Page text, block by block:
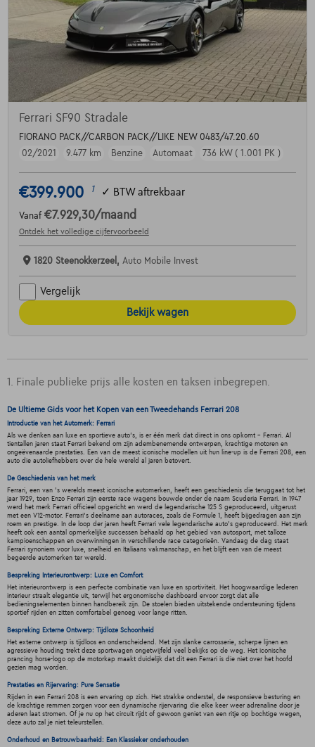
Ferrari SF90 Stradale
FIORANO PACK//CARBON PACK//LIKE NEW 0483/47.20.60
02/2021
9.477 km Benzine Automaat 736 kW ( 1.001 PK )
€399.900 1 ✓ BTW aftrekbaar
Vanaf €7.929,30/maand
Ontdek het volledige cijfervoorbeeld
1820 Steenokkerzeel, Auto Mobile Invest
Vergelijk
Bekijk wagen
1. Finale publieke prijs alle kosten en taksen inbegrepen.
De Ultieme Gids voor het Kopen van een Tweedehands Ferrari 208
Introductie van het Automerk: Ferrari
Als we denken aan luxe en sportieve auto's, is er één merk dat direct in ons opkomt - Ferrari. Al
tientallen jaren staat Ferrari bekend om zijn adembenemende ontwerpen, krachtige motoren en
ongeëvenaarde prestaties. Een van de meest iconische modellen uit hun line-up is de Ferrari 208, een
auto die autoliefhebbers over de hele wereld al jaren betovert.
De Geschiedenis van het merk
Ferrari, een van 's werelds meest iconische automerken, heeft een geschiedenis die teruggaat tot het
jaar 1929, toen Enzo Ferrari zijn eerste race wagens bouwde onder de naam Scuderia Ferrari. In 1947
werd het merk Ferrari officieel opgericht en werd de legendarische 125 S geproduceerd, uitgerust
met een V12-motor. Ferrari's deelname aan autoraces, zoals de Formule 1, heeft bijgedragen aan zijn
roem en prestige. In de loop der jaren heeft Ferrari vele legendarische auto's geproduceerd. Het merk
heeft ook een aantal opmerkelijke successen behaald op het gebied van autosport, met talloze
kampioenschappen en overwinningen in verschillende race categorieën. Vandaag de dag staat
Ferrari synoniem voor luxe, snelheid en Italiaans vakmanschap, en het blijft een van de meest
begeerde automerken ter wereld.
Bespreking Interieurontwerp: Luxe en Comfort
Het interieurontwerp is een perfecte combinatie van luxe en sportiviteit. Het hoogwaardige lederen
interieur straalt elegantie uit, terwijl het ergonomische dashboard ervoor zorgt dat alle
bedieningselementen binnen handbereik zijn. De stoelen bieden uitstekende ondersteuning tijdens
sportief rijden en zitten comfortabel genoeg voor lange ritten.
Bespreking Externe Ontwerp: Tijdloze Schoonheid
Het externe ontwerp is tijdloos en onderscheidend. Met zijn slanke carrosserie, scherpe lijnen en
agressieve houding trekt deze sportwagen ongetwijfeld veel bekijks op de weg. Het iconische
prancing horse-logo op de motorkap maakt duidelijk dat dit een Ferrari is die niet over het hoofd
gezien mag worden.
Prestaties en Rijervaring: Pure Sensatie
Rijden in een Ferrari 208 is een ervaring op zich. Het strakke onderstel, de responsieve besturing en
de krachtige remmen zorgen voor een dynamische rijervaring die elke keer weer adrenaline door je
aderen laat stromen. Of je nu op het circuit rijdt of gewoon geniet van een ritje op bochtige wegen,
deze auto zal je niet teleurstellen.
Onderhoud en Betrouwbaarheid: Een Klassieker onderhouden